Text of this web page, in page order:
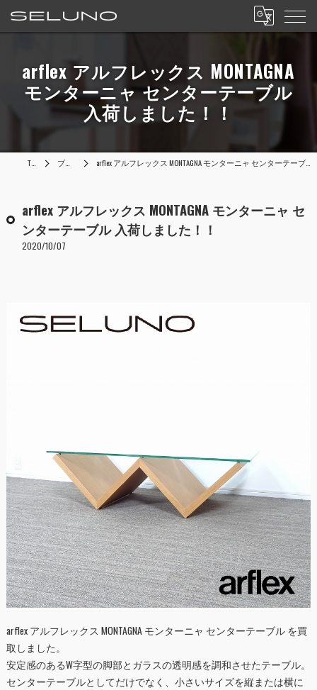
arflex アルフレックス MONTAGNA
モンターニャ センターテーブル
入荷しました！！
TOP ブログ arflex アルフレックス MONTAGNA モンターニャ センターテーブル 入荷しました！！
arflex アルフレックス MONTAGNA モンターニャ セ
ンターテーブル 入荷しました！！
2020/10/07
arflex アルフレックス MONTAGNA モンターニャ センターテーブル を買
取しました。
安定感のあるW字型の脚部とガラスの透明感を調和させたテーブル。
センターテーブルとしてだけでなく、小さいサイズを縦または横に